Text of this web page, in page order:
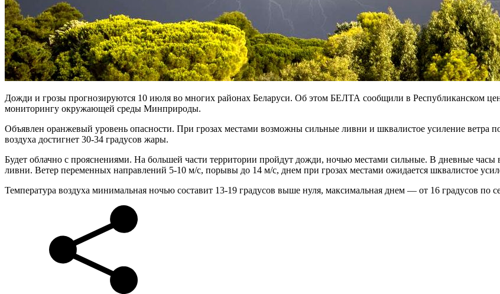
Дожди и грозы прогнозируются 10 июля во многих районах Беларуси. Об этом БЕЛТА сообщили в Республиканском
мониторингу окружающей среды Минприроды.
Объявлен оранжевый уровень опасности. При грозах местами возможны сильные ливни и шквалистое усиление ветра
воздуха достигнет 30-34 градусов жары.
Будет облачно с прояснениями. На большей части территории пройдут дожди, ночью местами сильные. В дневные
ливни. Ветер переменных направлений 5-10 м/с, порывы до 14 м/с, днем при грозах местами ожидается шквалистое
Температура воздуха минимальная ночью составит 13-19 градусов выше нуля, максимальная днем — от 16 градусов по